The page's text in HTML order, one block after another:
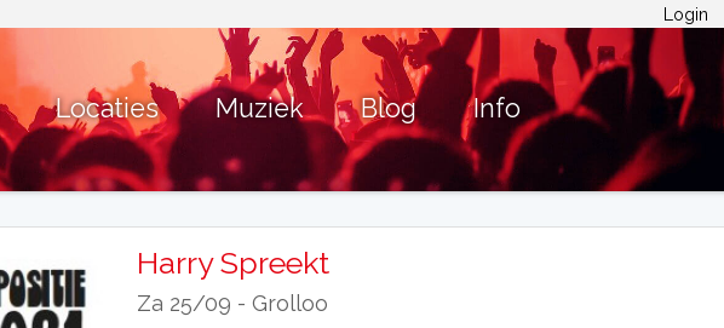
Login
Locaties Muziek Blog Info
Harry Spreekt
Za 25/09 -Grolloo